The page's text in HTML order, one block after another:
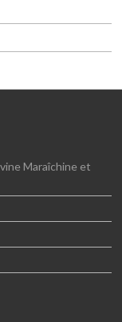
Maraîchine et